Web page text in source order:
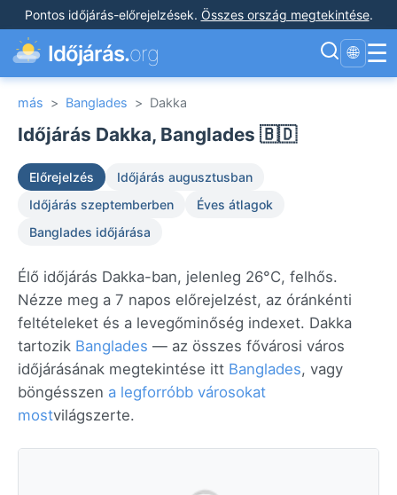
Pontos időjárás-előrejelzések. Összes ország megtekintése.
Időjárás.org 🌐 ☰
más > Banglades > Dakka
Időjárás Dakka, Banglades 🇧🇩
Előrejelzés
Időjárás augusztusban
Időjárás szeptemberben
Éves átlagok
Banglades időjárása
Élő időjárás Dakka-ban, jelenleg 26°C, felhős.
Nézze meg a 7 napos előrejelzést, az óránkénti
feltételeket és a levegőminőség indexet. Dakka
tartozik Banglades — az összes fővárosi város
időjárásának megtekintése itt Banglades, vagy
böngésszen a legforróbb városokat
mostvilágszerte.